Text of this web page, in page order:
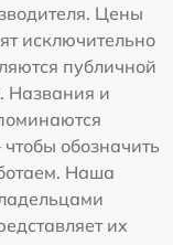
Цены
исключительно
публичной
Названия и
обозначить
Наша
их